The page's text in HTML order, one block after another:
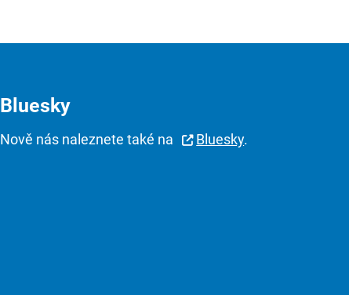
Bluesky
Nově nás naleznete také na Bluesky.